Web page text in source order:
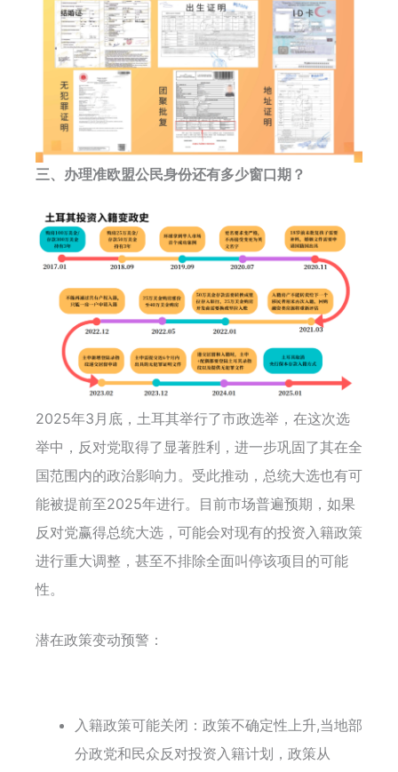
三、办理准欧盟公民身份还有多少窗口期？
2025年3月底，土耳其举行了市政选举，在这次选
举中，反对党取得了显著胜利，进一步巩固了其在全
国范围内的政治影响力。受此推动，总统大选也有可
能被提前至2025年进行。目前市场普遍预期，如果
反对党赢得总统大选，可能会对现有的投资入籍政策
进行重大调整，甚至不排除全面叫停该项目的可能
性。
潜在政策变动预警：
入籍政策可能关闭：政策不确定性上升,当地部
分政党和民众反对投资入籍计划，政策从